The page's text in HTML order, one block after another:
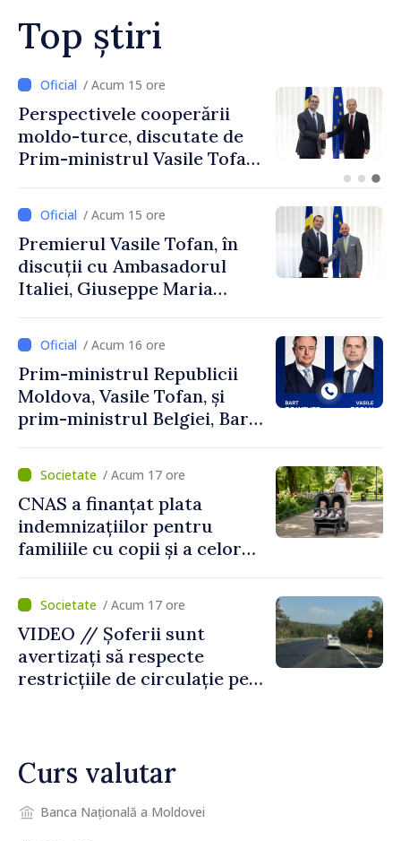
Top știri
/ Acum 15 ore
Perspectivele cooperării
moldo-turce, discutate de
Prim-ministrul Vasile Tofan
Uygar Mustafa Sertel
/ Acum 15 ore
Premierul Vasile Tofan, în
discuții cu Ambasadorul
Italiei, Giuseppe Maria
/ Acum 16 ore
Prim-ministrul Republicii
Moldova, Vasile Tofan, și
prim-ministrul Belgiei, Bart
despre parcursul european
al Republicii Moldova.
/ Acum 17 ore
CNAS a finanțat plata
indemnizațiilor pentru
familiile cu copii și a celor
temporară de muncă
/ Acum 17 ore
VIDEO // Șoferii sunt
avertizați să respecte
restricțiile de circulație pe
Curs valutar
Banca Națională a Moldovei